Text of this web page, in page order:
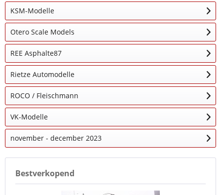
KSM-Modelle
Otero Scale Models
REE Asphalte87
Rietze Automodelle
ROCO / Fleischmann
VK-Modelle
november - december 2023
Bestverkopend